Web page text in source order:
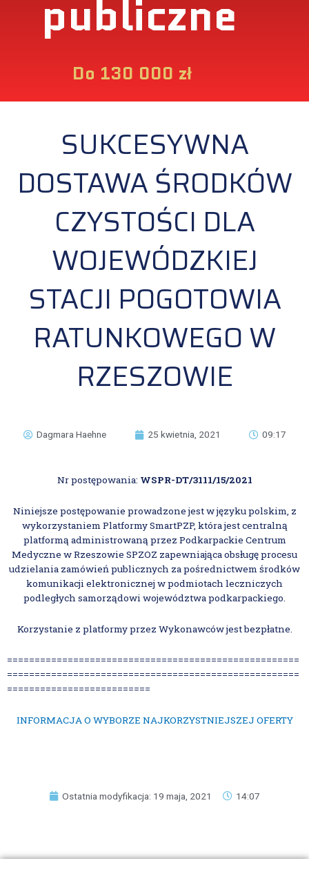
publiczne
Do 130 000 zł
SUKCESYWNA
DOSTAWA ŚRODKÓW
CZYSTOŚCI DLA
WOJEWÓDZKIEJ
STACJI POGOTOWIA
RATUNKOWEGO W
RZESZOWIE
Dagmara Haehne 25 kwietnia, 2021 09:17
Nr postępowania: WSPR-DT/3111/15/2021
Niniejsze postępowanie prowadzone jest w języku polskim, z
wykorzystaniem Platformy SmartPZP, która jest centralną
platformą administrowaną przez Podkarpackie Centrum
Medyczne w Rzeszowie SPZOZ zapewniająca obsługę procesu
udzielania zamówień publicznych za pośrednictwem środków
komunikacji elektronicznej w podmiotach leczniczych
podległych samorządowi województwa podkarpackiego.
Korzystanie z platformy przez Wykonawców jest bezpłatne.
=====================================================
=====================================================
==========================
INFORMACJA O WYBORZE NAJKORZYSTNIEJSZEJ OFERTY
Ostatnia modyfikacja: 19 maja, 2021 14:07